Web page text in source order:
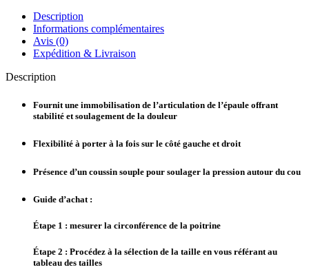
Description
Informations complémentaires
Avis (0)
Expédition & Livraison
Description
Fournit une immobilisation de l’articulation de l’épaule offrant
stabilité et soulagement de la douleur
Flexibilité à porter à la fois sur le côté gauche et droit
Présence d’un coussin souple pour soulager la pression autour du cou
Guide d’achat :
Étape 1 : mesurer la circonférence de la poitrine
Étape 2 : Procédez à la sélection de la taille en vous référant au
tableau des tailles